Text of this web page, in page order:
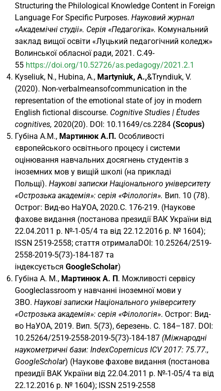
Structuring the Philological Knowledge Content in Foreign
Language For Specific Purposes. Науковий журнал
«Академічні студіі». Серія «Педагогіка». Комунальний
заклад вищої освіти «Луцький педагогічний коледж»
Волинської обласної ради, 2021. С.49-
55 https://doi.org/10.52726/as.pedagogy/2021.2.1
Kyseliuk, N., Hubina, A., Martyniuk, A.,&Tryndiuk, V.
(2020). Non-verbalmeansofcommunication in the
representation of the emotional state of joy in modern
English fictional discourse. Cognitive Studies | Études
cognitives, 2020(20). DOI: 10.11649/cs.2284 (Scopus)
Губіна А.М., Мартинюк А.П. Особливості
європейського освітнього процесу і системи
оцінювання навчальних досягнень студентів з
іноземних мов у вищій школі (на прикладі
Польщі). Наукові записки Національного університету
«Острозька академія»: серія «Філологія». Вип. 10 (78).
Острог: Вид-во НаУОА, 2020.C. 176-219. (Наукове
фахове видання (постанова президії ВАК України від
22.04.2011 р. №-1-05/4 та від 22.12.2016 р. № 1604);
ISSN 2519-2558; стаття отрималаDOI: 10.25264/2519-
2558-2019-5(73)-184-187 та
індексується GoogleScholar)
Губіна А. М., Мартинюк А. П . Можливості сервісу
Googleclassroom у навчанні іноземної мови у
ЗВО. Наукові записки Національного університету
«Острозька академія»: серія «Філологія». Острог: Вид-
во НаУОА, 2019. Вип. 5(73), березень. С. 184–187. DOI:
10.25264/2519-2558-2019-5(73)-184-187 (Міжнародні
наукометричні бази: IndexCopernicus ICV 2017: 75.77.,
GoogleScholar) (Наукове фахове видання (постанова
президії ВАК України від 22.04.2011 р. №-1-05/4 та від
22.12.2016 р. № 1604); ISSN 2519-2558